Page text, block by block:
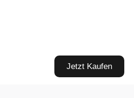
Jetzt Kaufen